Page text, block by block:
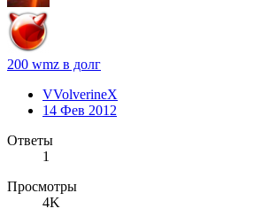
200 wmz в долг
VVolverineX
14 Фев 2012
Ответы
1
Просмотры
4K